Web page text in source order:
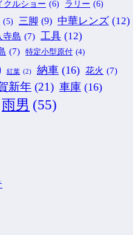
クルショー (6) ラリー (6)
(5) 三脚 (9) 中華レンズ (12)
寺島 (7) 工具 (12)
(7) 特定小型原付 (4)
紅葉 (2) 納車 (16) 花火 (7)
新年 (21) 車庫 (16)
雨男 (55)